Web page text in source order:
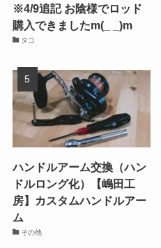
※4/9追記 お陰様でロッド
購入できましたm(_ _)m
タコ
ハンドルアーム交換（ハン
ドルロング化）【嶋田工
房】カスタムハンドルアー
ム
その他